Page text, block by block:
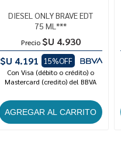
DIESEL ONLY BRAVE EDT
75 ML***
Precio $U 4.930
$U 4.191
15%OFF
Con Visa (débito o crédito) o
Mastercard (credito) del BBVA